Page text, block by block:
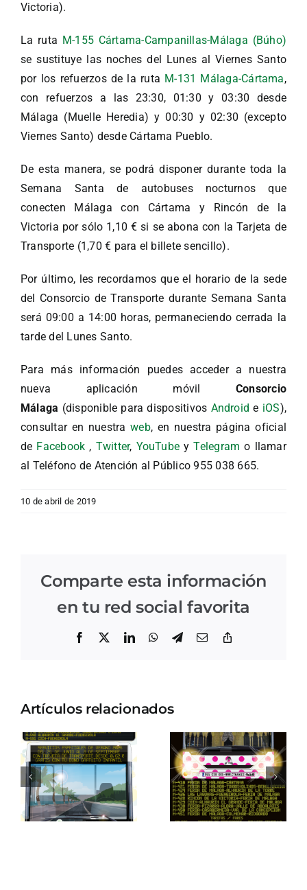
Victoria).
La ruta M-155 Cártama-Campanillas-Málaga (Búho)
se sustituye las noches del Lunes al Viernes Santo
por los refuerzos de la ruta M-131 Málaga-Cártama,
con refuerzos a las 23:30, 01:30 y 03:30 desde
Málaga (Muelle Heredia) y 00:30 y 02:30 (excepto
Viernes Santo) desde Cártama Pueblo.
De esta manera, se podrá disponer durante toda la
Semana Santa de autobuses nocturnos que
conecten Málaga con Cártama y Rincón de la
Victoria por sólo 1,10 € si se abona con la Tarjeta de
Transporte (1,70 € para el billete sencillo).
Por último, les recordamos que el horario de la sede
del Consorcio de Transporte durante Semana Santa
será 09:00 a 14:00 horas, permaneciendo cerrada la
tarde del Lunes Santo.
Para más información puedes acceder a nuestra
nueva aplicación móvil Consorcio
Málaga (disponible para dispositivos Android e iOS),
consultar en nuestraweb, en nuestra página oficial
de Facebook , Twitter, YouTube yTelegramo llamar
al Teléfono de Atención al Público 955 038 665.
10 de abril de 2019
Comparte esta información
en tu red social favorita
Facebook LinkedInWhatsApp
Telegram
Correo
Artículos relacionados